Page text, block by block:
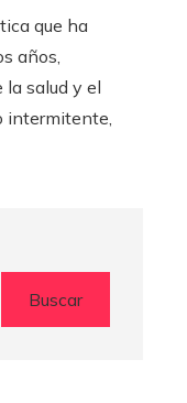
que ha
años,
salud y el
intermitente,
Buscar